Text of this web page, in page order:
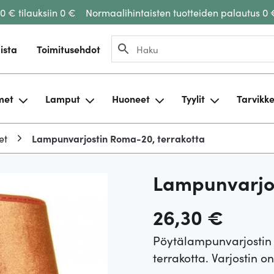
€ tilauksiin 0 € Normaalihintaisten tuotteiden palautus 0
Toimitusehdot
Lamput Huoneet Tyylit
Lampunvarjostin Roma-20, terrakotta
26,30 €
terrakotta. Varjostin